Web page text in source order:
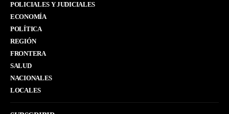
POLICIALES Y JUDICIALES
ECONOMÍA
POLÍTICA
REGIÓN
FRONTERA
SALUD
NACIONALES
LOCALES